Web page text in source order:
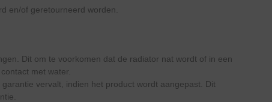
en/of geretourneerd worden.
Dit om te voorkomen dat de radiator nat wordt of in een
met water.
vervalt, indien het product wordt aangepast. Dit